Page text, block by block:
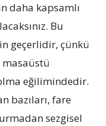
daha kapsamlı
Bu
geçerlidir, çünkü
eğilimindedir.
bazıları, fare
sezgisel